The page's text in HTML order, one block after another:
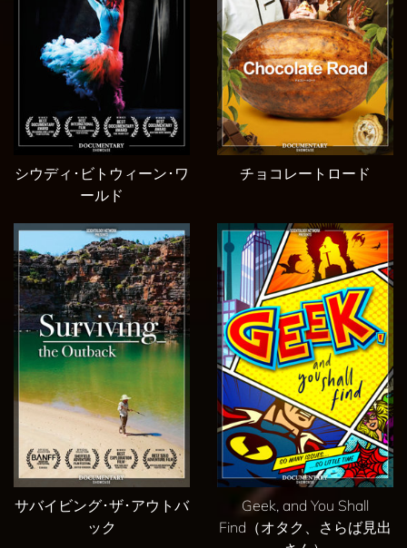
シウディ･ビトウィーン･ワ
ールド
チョコレートロード
サバイビング･ザ･アウトバ
ック
Geek, and You Shall
Find（オタク、さらば見出